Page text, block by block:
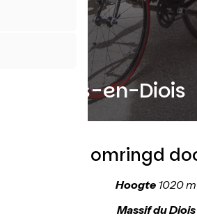
Lesches-en-Diois
Het dorp omringd
Hoogte 1020 m
Massif du Diois